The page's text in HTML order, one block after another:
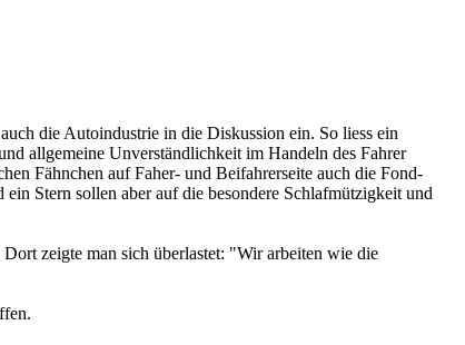
die Autoindustrie in die Diskussion ein. So liess ein
allgemeine Unverständlichkeit im Handeln des Fahrer
Fähnchen auf Faher- und Beifahrerseite auch die Fond-
Stern sollen aber auf die besondere Schlafmützigkeit und
zeigte man sich überlastet: "Wir arbeiten wie die